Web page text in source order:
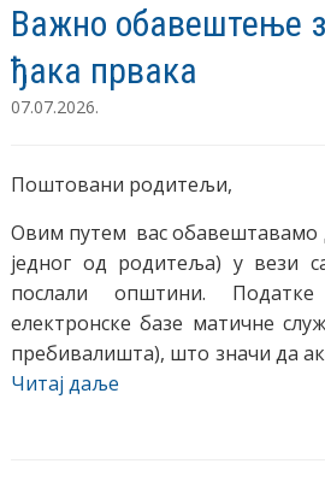
Важно обавештење
ђака првака
07.07.2026.
Поштовани родитељи,
Овим путем вас обавештавамо
једног од родитеља) у вези
послали општини.
електронске базе матичне
пребивалишта), што значи да
Читај даље